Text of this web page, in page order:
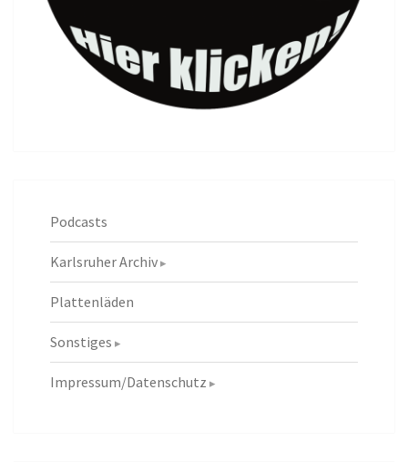
Podcasts
Karlsruher Archiv
Plattenläden
Sonstiges
Impressum/Datenschutz